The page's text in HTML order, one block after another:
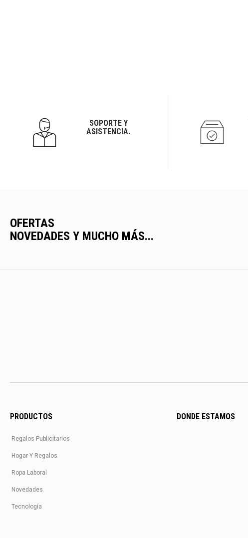
SOPORTE Y
ASISTENCIA.
OFERTAS
NOVEDADES Y MUCHO MÁS...
PRODUCTOS
Regalos Publicitarios
Hogar Y Regalos
Ropa Laboral
Novedades
Tecnología
DONDE ESTAMOS